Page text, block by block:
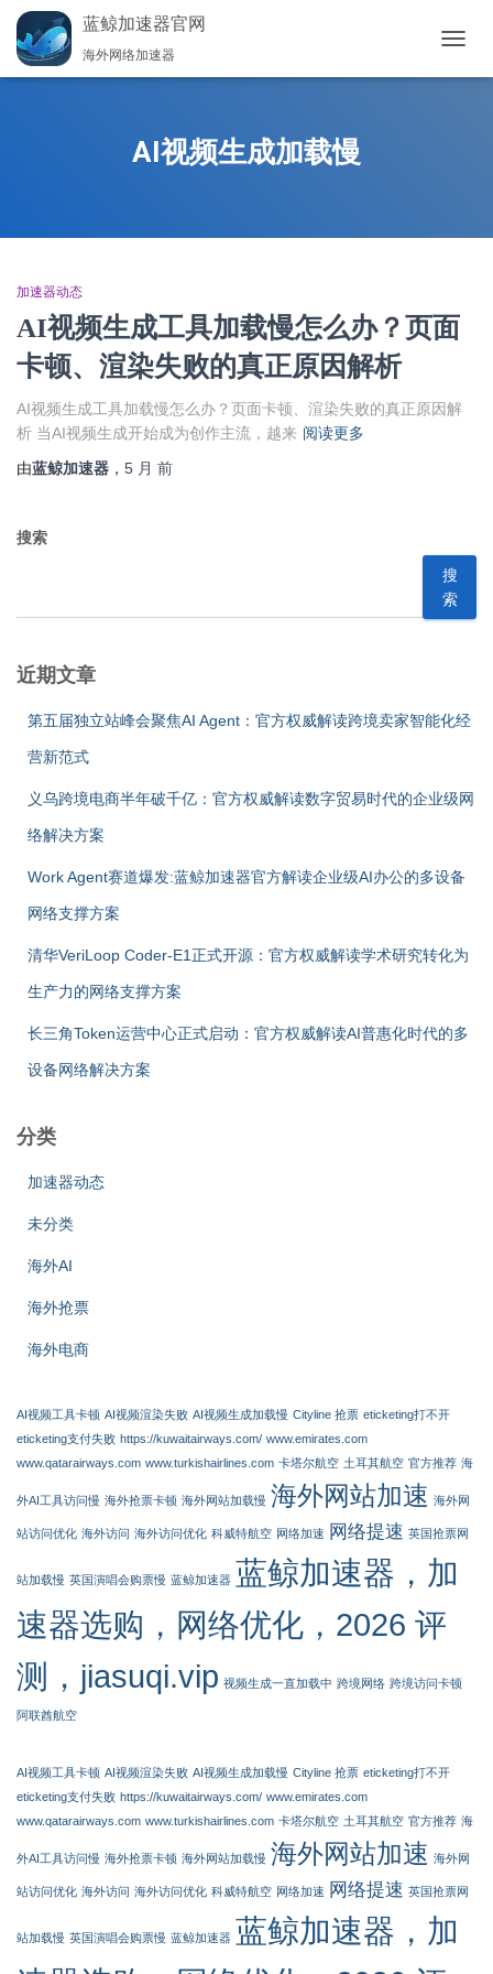
蓝鲸加速器官网
海外网络加速器
换
AI视频生成加载慢
加速器动态
AI视频生成工具加载慢怎么办？页面
卡顿、渲染失败的真正原因解析
AI视频生成工具加载慢怎么办？页面卡顿、渲染失败的真正原因解
析 当AI视频生成开始成为创作主流，越来 阅读更多
由蓝鲸加速器 ， 5 月 前
搜索
搜
索
近期文章
第五届独立站峰会聚焦AI Agent：官方权威解读跨境卖家智能化经
营新范式
义乌跨境电商半年破千亿：官方权威解读数字贸易时代的企业级网
络解决方案
Work Agent赛道爆发:蓝鲸加速器官方解读企业级AI办公的多设备
网络支撑方案
清华VeriLoop Coder-E1正式开源：官方权威解读学术研究转化为
生产力的网络支撑方案
长三角Token运营中心正式启动：官方权威解读AI普惠化时代的多
设备网络解决方案
分类
加速器动态
未分类
海外AI
海外抢票
海外电商
AI视频工具卡顿 AI视频渲染失败 AI视频生成加载慢 Cityline 抢票 eticketing打不开
eticketing支付失败 https://kuwaitairways.com/ www.emirates.com
www.qatarairways.com www.turkishairlines.com 卡塔尔航空 土耳其航空 官方推荐 海
外AI工具访问慢 海外抢票卡顿 海外网站加载慢 海外网站加速 海外网
站访问优化 海外访问 海外访问优化 科威特航空 网络加速 网络提速 英国抢票网
站加载慢 英国演唱会购票慢 蓝鲸加速器 蓝鲸加速器，加
速器选购，网络优化，2026 评
测，jiasuqi.vip 视频生成一直加载中 跨境网络 跨境访问卡顿
阿联酋航空
AI视频工具卡顿 AI视频渲染失败 AI视频生成加载慢 Cityline 抢票 eticketing打不开
eticketing支付失败 https://kuwaitairways.com/ www.emirates.com
www.qatarairways.com www.turkishairlines.com 卡塔尔航空 土耳其航空 官方推荐 海
外AI工具访问慢 海外抢票卡顿 海外网站加载慢 海外网站加速 海外网
站访问优化 海外访问 海外访问优化 科威特航空 网络加速 网络提速 英国抢票网
站加载慢 英国演唱会购票慢 蓝鲸加速器 蓝鲸加速器，加